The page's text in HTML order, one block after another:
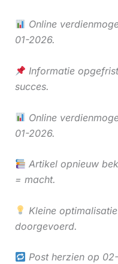
Online
01-2026.
Informatie
succes.
Online
01-2026.
Artikel opnieuw
= macht.
Kleine
doorgevoerd.
Post herzien op